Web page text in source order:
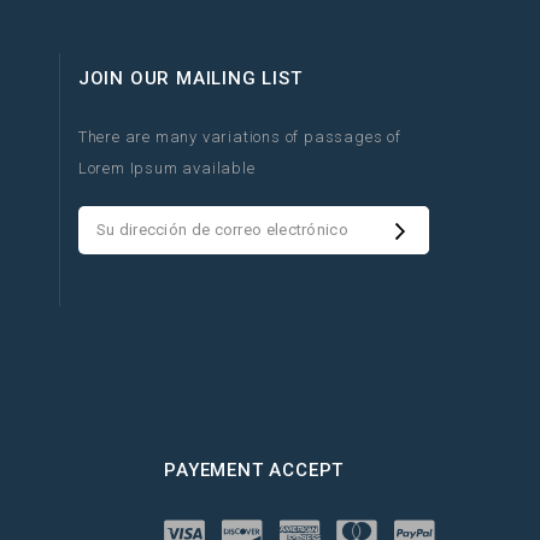
JOIN OUR MAILING LIST
There are many variations of passages of
Lorem Ipsum available
PAYEMENT ACCEPT